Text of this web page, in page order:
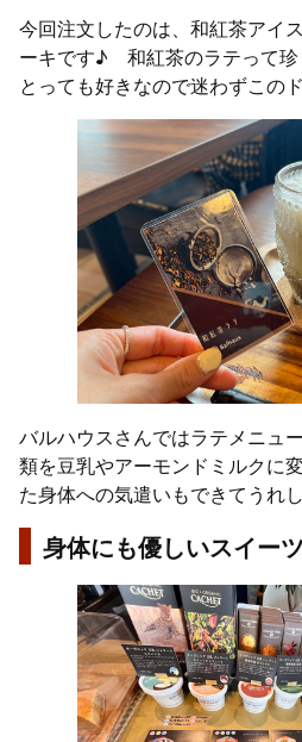
今回注文したのは、和紅茶ア
ーキです♪ 和紅茶のラテって珍
とっても好きなので迷わずこの
バルハウスさんではラテメニュ
類を豆乳やアーモンドミルクに
た身体への気遣いもできてうれ
身体にも優しいスイー